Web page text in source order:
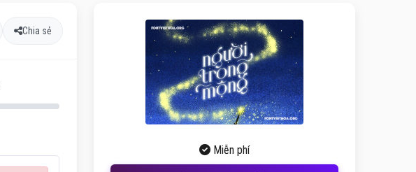
Chia sẻ
Miễn phí